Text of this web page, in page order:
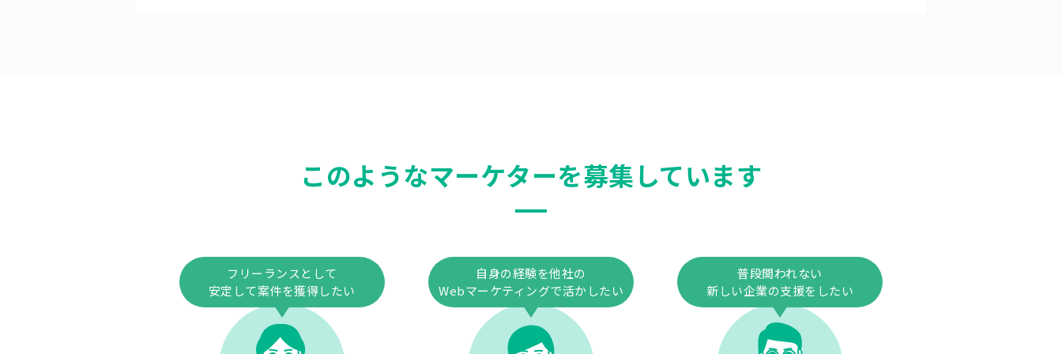
このようなマーケターを募集しています
フリーランスとして
安定して案件を獲得したい
自身の経験を他社の
Webマーケティングで活かしたい
普段関われない
新しい企業の支援をしたい